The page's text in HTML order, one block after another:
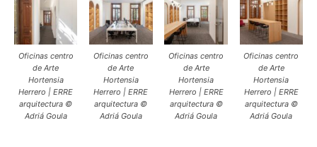
Oficinas centro
de Arte
Hortensia
Herrero | ERRE
arquitectura ©
Adriá Goula
Oficinas centro
de Arte
Hortensia
Herrero | ERRE
arquitectura ©
Adriá Goula
Oficinas centro
de Arte
Hortensia
Herrero | ERRE
arquitectura ©
Adriá Goula
Oficinas centro
de Arte
Hortensia
Herrero | ERRE
arquitectura ©
Adriá Goula